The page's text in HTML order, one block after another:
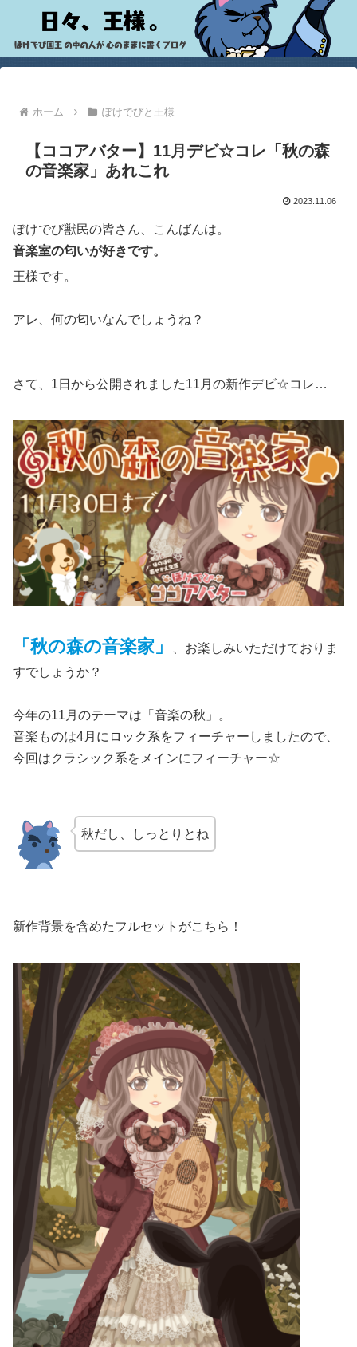
ホーム ぽけでびと王様
【ココアバター】11月デビ☆コレ「秋の森
の音楽家」あれこれ
2023.11.06
ぽけでび獣民の皆さん、こんばんは。
音楽室の匂いが好きです。
王様です。
アレ、何の匂いなんでしょうね？
さて、1日から公開されました11月の新作デビ☆コレ…
「秋の森の音楽家」
、お楽しみいただけておりま
すでしょうか？
今年の11月のテーマは「音楽の秋」。
音楽ものは4月にロック系をフィーチャーしましたので、
今回はクラシック系をメインにフィーチャー☆
秋だし、しっとりとね
新作背景を含めたフルセットがこちら！